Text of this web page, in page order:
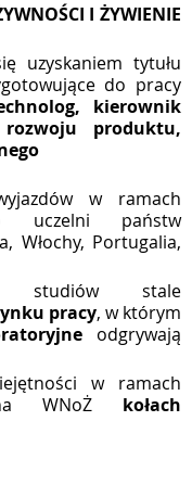
I ŻYWIENIE
uzyskaniem tytułu
do pracy
kierownik
produktu,
w ramach
uczelni państw
Włochy, Portugalia,
studiów stale
pracy, w którym
odgrywają
w ramach
na WNoŻ kołach